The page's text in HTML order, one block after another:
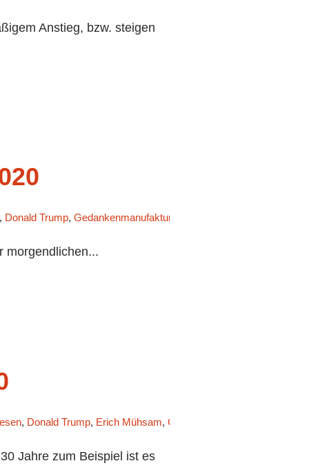
Anstieg, bzw. steigen
, Donald Trump, Gedankenmanufaktur
morgendlichen...
, Donald Trump, Erich Mühsam, Günther Krause
Jahre zum Beispiel ist es